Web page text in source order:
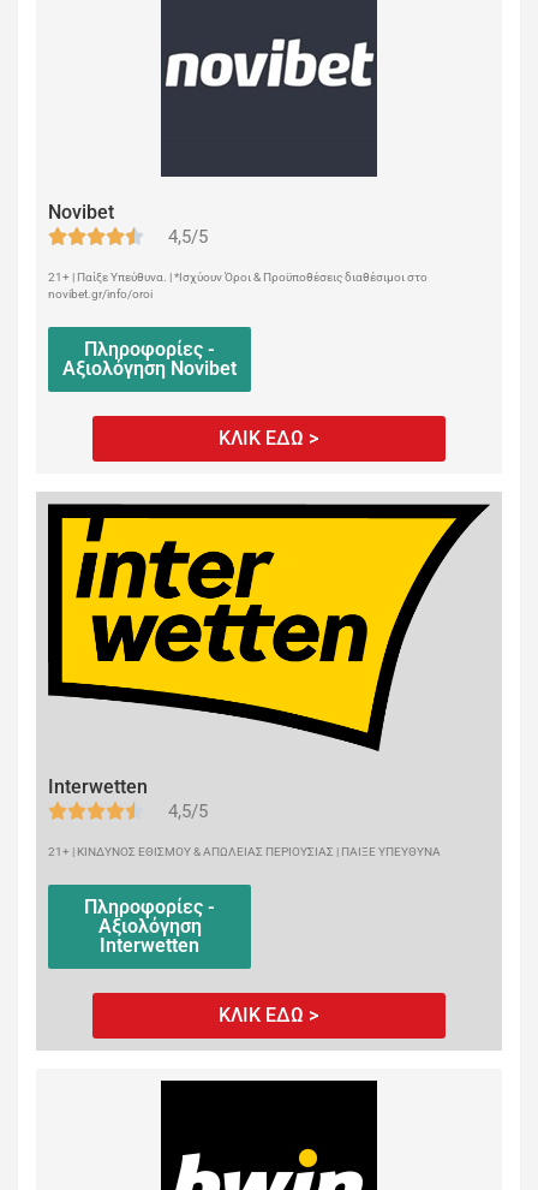
Novibet
4,5/5
21+ | Παίξε Υπεύθυνα. | *Ισχύουν Όροι & Προϋποθέσεις διαθέσιμοι στο
novibet.gr/info/oroi
Πληροφορίες -
Αξιολόγηση Novibet
ΚΛΙΚ ΕΔΩ >
Interwetten
4,5/5
21+ | ΚΙΝΔΥΝΟΣ ΕΘΙΣΜΟΥ & ΑΠΩΛΕΙΑΣ ΠΕΡΙΟΥΣΙΑΣ | ΠΑΙΞΕ ΥΠΕΥΘΥΝΑ
Πληροφορίες -
Αξιολόγηση
Interwetten
ΚΛΙΚ ΕΔΩ >